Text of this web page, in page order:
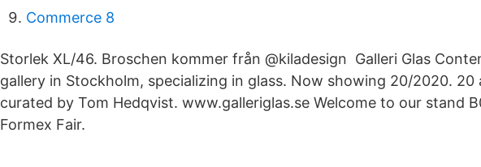
Commerce 8
Storlek XL/46. Broschen kommer från @kiladesign Galleri Glas
gallery in Stockholm, specializing in glass. Now showing 20/2020.
curated by Tom Hedqvist. www.galleriglas.se Welcome to our stand
Formex Fair.